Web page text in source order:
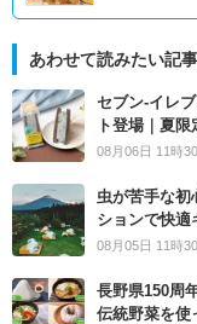
あわせて読みたい記事
セブン‐イレ
ト登場｜夏
08月06日 11時
虫が苦手な
ションで快適
08月05日 11時
長野県150周
伝統野菜を使